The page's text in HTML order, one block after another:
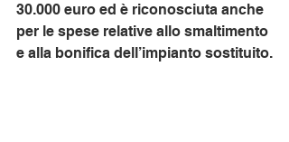
30.000 euro ed è riconosciuta anche
per le spese relative allo smaltimento
e alla bonifica dell’impianto sostituito.